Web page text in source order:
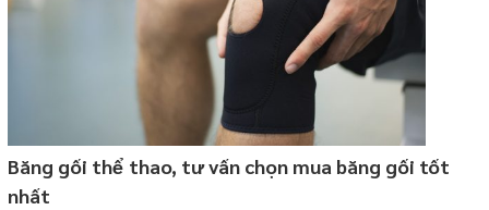
Băng gối thể thao, tư vấn chọn mua băng gối tốt
nhất